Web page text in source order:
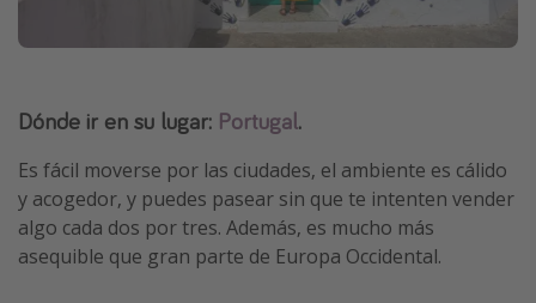
Dónde ir en su lugar: Portugal.
Es fácil moverse por las ciudades, el ambiente es cálido
y acogedor, y puedes pasear sin que te intenten vender
algo cada dos por tres. Además, es mucho más
asequible que gran parte de Europa Occidental.